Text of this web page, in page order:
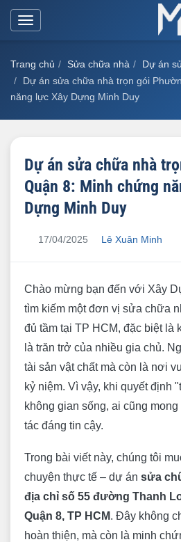
Toggle
Trang chủ Sửa chữa nhà
Dự án
Dự án sửa chữa nhà trọn gói
năng lực Xây Dựng Minh Duy
Dự án sửa chữa nhà
Quận 8: Minh chứng
Dựng Minh Duy
17/04/2025 Lê Xuân Minh
Chào mừng bạn đến với Xây
tìm kiếm một đơn vị sửa chữa
đủ tầm tại TP HCM, đặc biệt là
là trăn trở của nhiều gia chủ.
tài sản vật chất mà còn là nơi
kỷ niệm. Vì vậy, khi quyết định
không gian sống, ai cũng
tác đáng tin cậy.
Trong bài viết này, chúng tôi
chuyện thực tế – dự án sửa
địa chỉ số 55 đường Thanh
Quận 8, TP HCM. Đây không
hoàn thiện, mà còn là minh